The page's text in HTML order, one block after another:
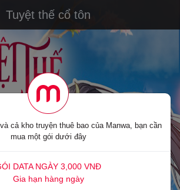
Tuyệt thế cổ tôn
cả kho truyện thuê bao của Manwa, bạn cần
mua một gói dưới đây
DATA NGÀY 3,000 VNĐ
Gia hạn hàng ngày